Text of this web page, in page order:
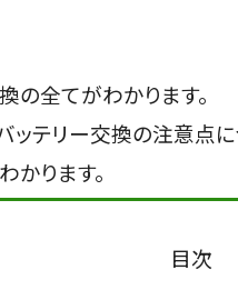
の全てがわかります。
テリー交換の注意点に
ります。
目次